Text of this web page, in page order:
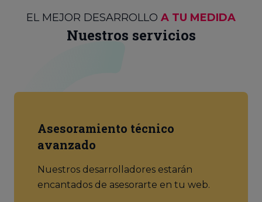
EL MEJOR DESARROLLO A TU MEDIDA
Nuestros servicios
Asesoramiento técnico
avanzado
Nuestros desarrolladores estarán
encantados de asesorarte en tu web.